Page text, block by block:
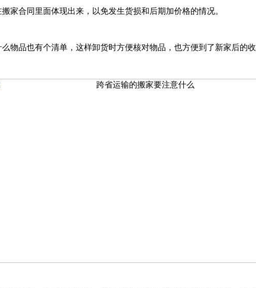
家合同里面体现出来，以免发生货损和后期加价格的情况。
物品也有个清单，这样卸货时方便核对物品，也方便到了新家后的